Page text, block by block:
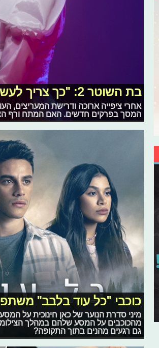
בת השוטר 2: "כך צריך לעשות סדרות נוער בישראל"
המסך בפרקים חדשים. האם המתח ורף
כוכבי "כל עוד בלבב"
מיני סדרת הנוער של כאן חינוכית על
מהכוכבים על המסע שלהם במהלך
גם רגעים מהנים בתוך התקופה?